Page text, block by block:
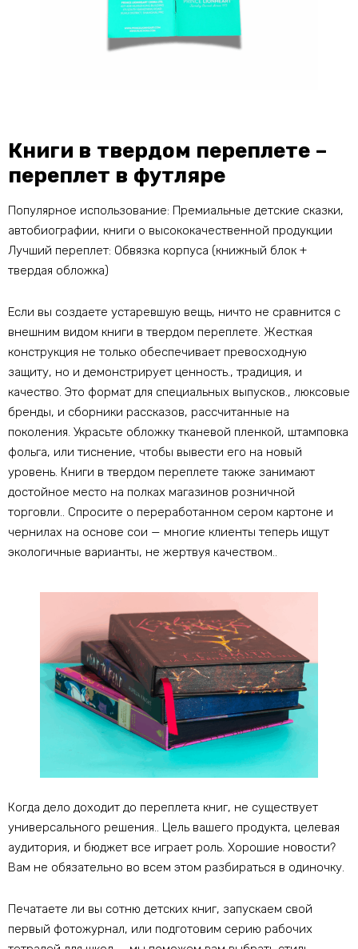
Книги в твердом переплете –
переплет в футляре
Популярное использование: Премиальные детские сказки,
автобиографии, книги о высококачественной продукции
Лучший переплет: Обвязка корпуса (книжный блок +
твердая обложка)
Если вы создаете устаревшую вещь, ничто не сравнится с
внешним видом книги в твердом переплете. Жесткая
конструкция не только обеспечивает превосходную
защиту, но и демонстрирует ценность., традиция, и
качество. Это формат для специальных выпусков., люксовые
бренды, и сборники рассказов, рассчитанные на
поколения. Украсьте обложку тканевой пленкой, штамповка
фольга, или тиснение, чтобы вывести его на новый
уровень. Книги в твердом переплете также занимают
достойное место на полках магазинов розничной
торговли.. Спросите о переработанном сером картоне и
чернилах на основе сои — многие клиенты теперь ищут
экологичные варианты, не жертвуя качеством..
Когда дело доходит до переплета книг, не существует
универсального решения.. Цель вашего продукта, целевая
аудитория, и бюджет все играет роль. Хорошие новости?
Вам не обязательно во всем этом разбираться в одиночку.
Печатаете ли вы сотню детских книг, запускаем свой
первый фотожурнал, или подготовим серию рабочих